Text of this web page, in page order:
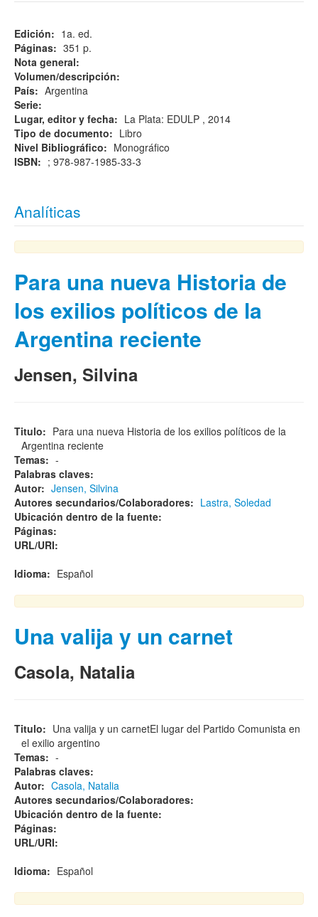
Edición: 1a. ed.
Páginas: 351 p.
Nota general:
Volumen/descripción:
País: Argentina
Serie:
Lugar, editor y fecha: La Plata: EDULP , 2014
Tipo de documento: Libro
Nivel Bibliográfico: Monográfico
ISBN: ; 978-987-1985-33-3
Analíticas
Para una nueva Historia de
los exilios políticos de la
Argentina reciente
Jensen, Silvina
Titulo: Para una nueva Historia de los exilios políticos de la
Argentina reciente
Temas: -
Palabras claves:
Autor: Jensen, Silvina
Autores secundarios/Colaboradores: Lastra, Soledad
Ubicación dentro de la fuente:
Páginas:
URL/URI:
Idioma: Español
Una valija y un carnet
Casola, Natalia
Titulo: Una valija y un carnetEl lugar del Partido Comunista en
el exilio argentino
Temas: -
Palabras claves:
Autor: Casola, Natalia
Autores secundarios/Colaboradores:
Ubicación dentro de la fuente:
Páginas:
URL/URI:
Idioma: Español